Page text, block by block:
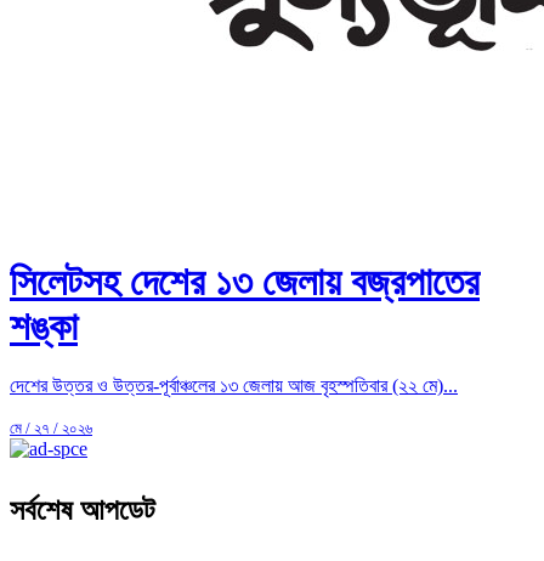
সিলেটসহ দেশের ১৩ জেলায় বজ্রপাতের
শঙ্কা
দেশের উত্তর ও উত্তর-পূর্বাঞ্চলের ১৩ জেলায় আজ বৃহস্পতিবার (২২ মে)...
মে / ২৭ / ২০২৬
সর্বশেষ আপডেট